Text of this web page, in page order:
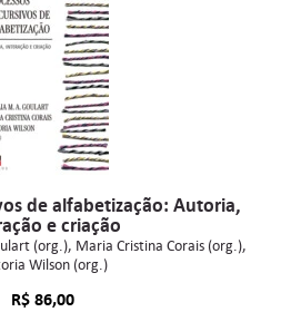
de alfabetização: Autoria,
e criação
(org.) Maria Cristina Corais (org.)
Wilson (org.)
R$86,00